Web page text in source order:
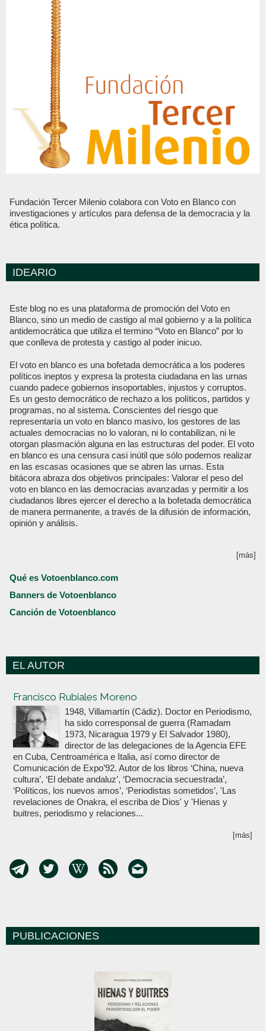
Fundación Tercer Milenio colabora con Voto en Blanco con
investigaciones y artículos para defensa de la democracia y la
ética política.
IDEARIO
Este blog no es una plataforma de promoción del Voto en
Blanco, sino un medio de castigo al mal gobierno y a la política
antidemocrática que utiliza el termino “Voto en Blanco” por lo
que conlleva de protesta y castigo al poder inicuo.
El voto en blanco es una bofetada democrática a los poderes
políticos ineptos y expresa la protesta ciudadana en las urnas
cuando padece gobiernos insoportables, injustos y corruptos.
Es un gesto democrático de rechazo a los políticos, partidos y
programas, no al sistema. Conscientes del riesgo que
representaría un voto en blanco masivo, los gestores de las
actuales democracias no lo valoran, ni lo contabilizan, ni le
otorgan plasmación alguna en las estructuras del poder. El voto
en blanco es una censura casi inútil que sólo podemos realizar
en las escasas ocasiones que se abren las urnas. Esta
bitácora abraza dos objetivos principales: Valorar el peso del
voto en blanco en las democracias avanzadas y permitir a los
ciudadanos libres ejercer el derecho a la bofetada democrática
de manera permanente, a través de la difusión de información,
opinión y análisis.
[más]
Qué es Votoenblanco.com
Banners de Votoenblanco
Canción de Votoenblanco
EL AUTOR
Francisco Rubiales Moreno
1948, Villamartín (Cádiz). Doctor en Periodismo,
ha sido corresponsal de guerra (Ramadam
1973, Nicaragua 1979 y El Salvador 1980),
director de las delegaciones de la Agencia EFE
en Cuba, Centroamérica e Italia, así como director de
Comunicación de Expo’92. Autor de los libros ‘China, nueva
cultura’, ‘El debate andaluz’, ‘Democracia secuestrada’,
‘Políticos, los nuevos amos’, ‘Periodistas sometidos’, 'Las
revelaciones de Onakra, el escriba de Dios' y 'Hienas y
buitres, periodismo y relaciones...
[más]
PUBLICACIONES